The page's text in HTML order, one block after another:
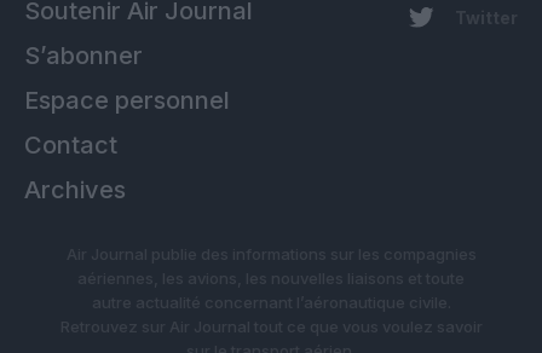
Soutenir Air Journal
S’abonner
Espace personnel
Contact
Archives